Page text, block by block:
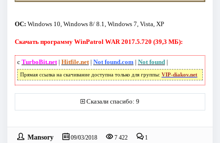
ОС: Windows 10, Windows 8/ 8.1, Windows 7, Vista, XP
Скачать программу WinPatrol WAR 2017.5.720 (39,3 МБ):
с TurboBit.net| Hitfile.net| Not found.com | Not found|
Прямая ссылка на скачивание доступна только для группы: VIP-diakov.net
Сказали спасибо: 9
Mansory 09/03/2018 7 422 1